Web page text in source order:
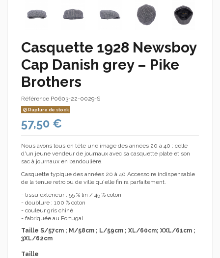
Casquette 1928 Newsboy
Cap Danish grey – Pike
Brothers
Référence P0603-22-0029-S
Rupture de stock
57,50 €
Nous avons tous en tête une image des années 20 à 40 : celle
d'un jeune vendeur de journaux avec sa casquette plate et son
sac à journaux en bandoulière.
Casquette typique des années 20 à 40 Accessoire indispensable
de la tenue retro ou de ville qu'elle finira parfaitement.
- tissu extérieur : 55 % lin / 45 % coton
- doublure : 100 % coton
- couleur gris chiné
- fabriquée au Portugal
Taille S/57cm ; M/58cm ; L/59cm ; XL/60cm; XXL/61cm ;
3XL/62cm
Taille